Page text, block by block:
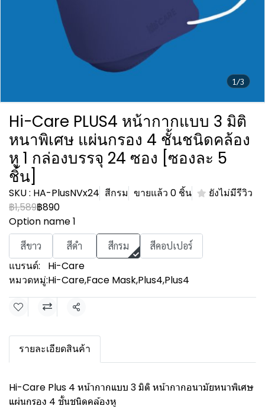
1/3
Hi-Care PLUS4 หน้ากากแบบ 3 มิติ
หนาพิเศษ แผ่นกรอง 4 ชั้นชนิดคล้อง
หู 1 กล่องบรรจุ 24 ซอง [ซองละ 5
ชิ้น]
SKU : HA-PlusNVx24 สีกรม ขายแล้ว 0 ชิ้น
ยังไม่มีรีวิว
฿1,589฿890
Option name 1
สีขาว สีดำ สีกรม สีคอปเปอร์
แบรนด์:
Hi-Care
หมวดหมู่:Hi-Care,Face Mask,Plus4,Plus4
แชร์
รายละเอียดสินค้า
Hi-Care Plus 4 หน้ากากแบบ 3 มิติ หน้ากากอนามัยหนาพิเศษ
แผ่นกรอง 4 ชั้นชนิดคล้องหู